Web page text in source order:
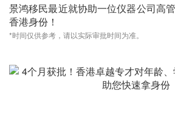
景鸿移民最近就协助一位仪器公司高
香港身份！
*时间仅供参考，请以实际审批时间为准。